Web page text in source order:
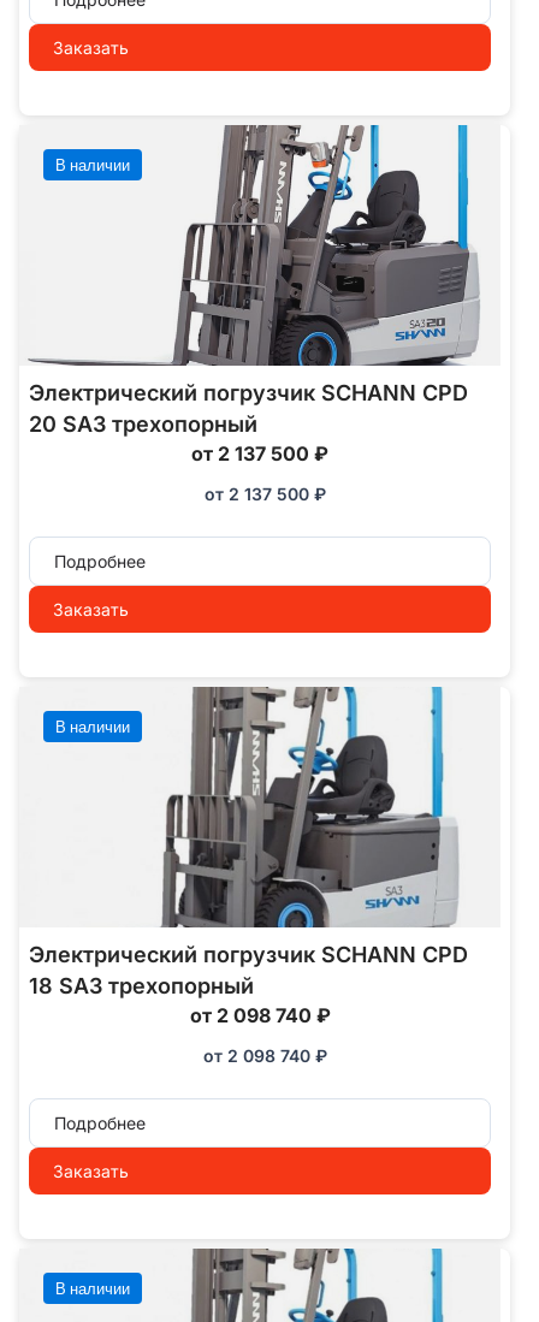
Заказать
В наличии
Электрический погрузчик SCHANN CPD
20 SA3 трехопорный
от 2 137 500 ₽
от 2 137 500 ₽
Подробнее
Заказать
В наличии
Электрический погрузчик SCHANN CPD
18 SA3 трехопорный
от 2 098 740 ₽
от 2 098 740 ₽
Подробнее
Заказать
В наличии